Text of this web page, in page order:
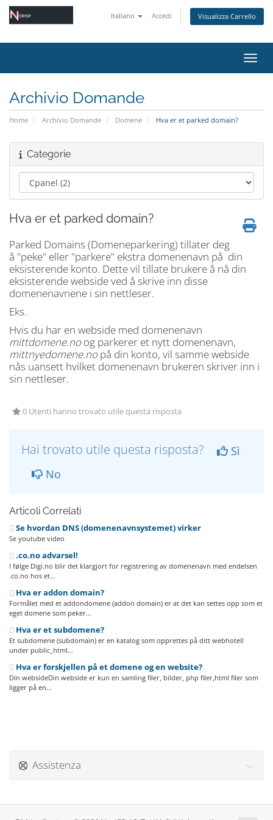
Italiano Accedi Visualizza Carrello
Archivio Domande
Home Archivio Domande Domene Hva er et parked domain?
Categorie
Hva er et parked domain?
Parked Domains (Domeneparkering) tillater deg
å "peke" eller "parkere" ekstra domenenavn på din
eksisterende konto. Dette vil tillate brukere å nå din
eksisterende webside ved å skrive inn disse
domenenavnene i sin nettleser.
Eks.
Hvis du har en webside med domenenavn
mittdomene.noog parkerer et nytt domenenavn,
mittnyedomene.nopå din konto, vil samme webside
nås uansett hvilket domenenavn brukeren skriver inn i
sin nettleser.
0 Utenti hanno trovato utile questa risposta
Hai trovato utile questa risposta?
Sì
No
Articoli Correlati
Se hvordan DNS (domenenavnsystemet) virker
Se youtube video
.co.no advarsel!
I følge Digi.no blir det klargjort for registrering av domenenavn med endelsen
.co.no hos et...
Hva er addon domain?
Formålet med et addondomene (addon domain) er at det kan settes opp som et
eget domene som peker...
Hva er et subdomene?
Et subdomene (subdomain) er en katalog som opprettes på ditt webhotell
under public_html...
Hva er forskjellen på et domene og en website?
Din websideDin webside er kun en samling filer, bilder, php filer,html filer som
ligger på en...
Assistenza